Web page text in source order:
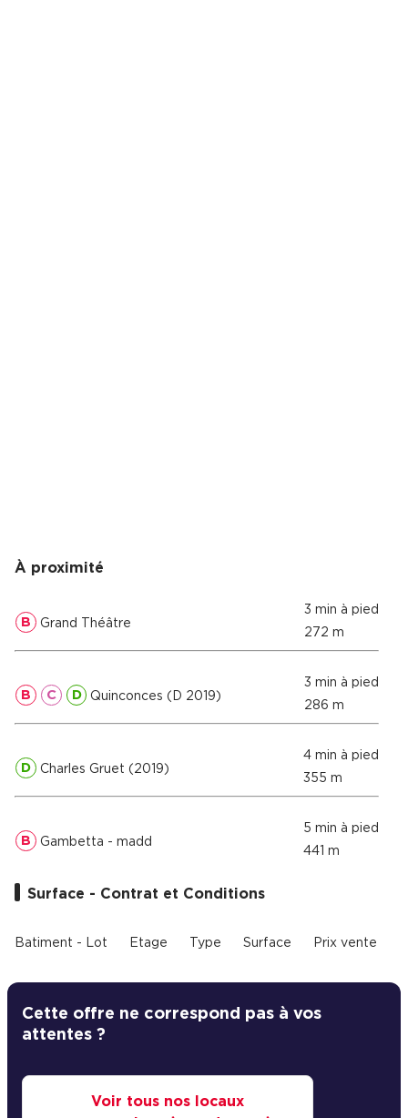
À proximité
B Grand Théâtre
3 min à pied
272 m
B C D Quinconces (D 2019)
3 min à pied
286 m
D Charles Gruet (2019)
4 min à pied
355 m
B Gambetta - madd
5 min à pied
441 m
Surface - Contrat et Conditions
Batiment - Lot Etage Type Surface Prix vente
Cette offre ne correspond pas à vos
attentes ?
Voir tous nos locaux